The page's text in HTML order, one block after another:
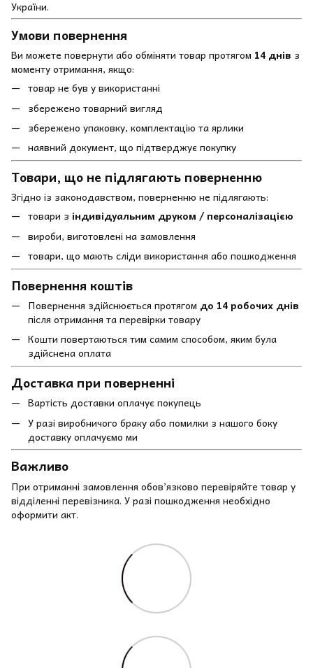
України.
Умови повернення
Ви можете повернути або обміняти товар протягом 14 днів з
моменту отримання, якщо:
товар не був у використанні
збережено товарний вигляд
збережено упаковку, комплектацію та ярлики
наявний документ, що підтверджує покупку
Товари, що не підлягають поверненню
Згідно із законодавством, поверненню не підлягають:
товари з індивідуальним друком / персоналізацією
вироби, виготовлені на замовлення
товари, що мають сліди використання або пошкодження
Повернення коштів
Повернення здійснюється протягом до 14 робочих днів
після отримання та перевірки товару
Кошти повертаються тим самим способом, яким була
здійснена оплата
Доставка при поверненні
Вартість доставки оплачує покупець
У разі виробничого браку або помилки з нашого боку
доставку оплачуємо ми
Важливо
При отриманні замовлення обов’язково перевіряйте товар у
відділенні перевізника. У разі пошкодження необхідно
оформити акт.